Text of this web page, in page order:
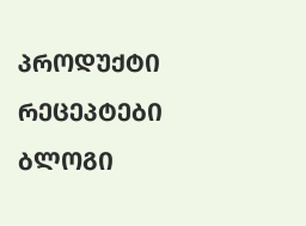
პროდუქტი
რეცეპტები
ბლოგი